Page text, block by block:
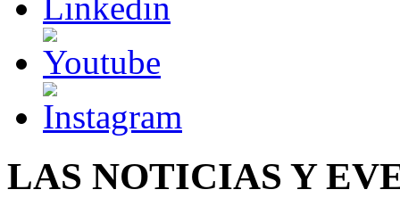
LAS NOTICIAS Y